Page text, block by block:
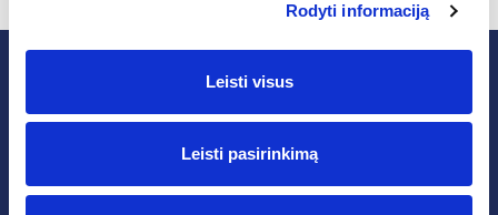
Rodyti informaciją
Leisti visus
Leisti pasirinkimą
Rezultatai
pardavimų vertės;